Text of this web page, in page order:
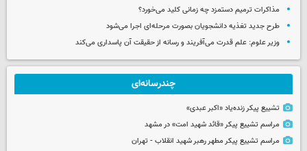
مذاکرات ترمیم دستمزد چه زمانی کلید می‌خورد؟
طرح جدید تغذیه دانشجویان بصورت مرحله‌ای اجرا می‌شود
وزیر علوم: علم قدرت می‌آفریند و رسانه از حقیقت آن پاسداری می‌کند
چندرسانه‌ای
تشییع پیکر زنده‌یاد «اکبر عبدی»
مراسم تشییع پیکر «قائد شهید امت» در مشهد
مراسم تشییع پیکر مطهر رهبر شهید انقلاب - تهران